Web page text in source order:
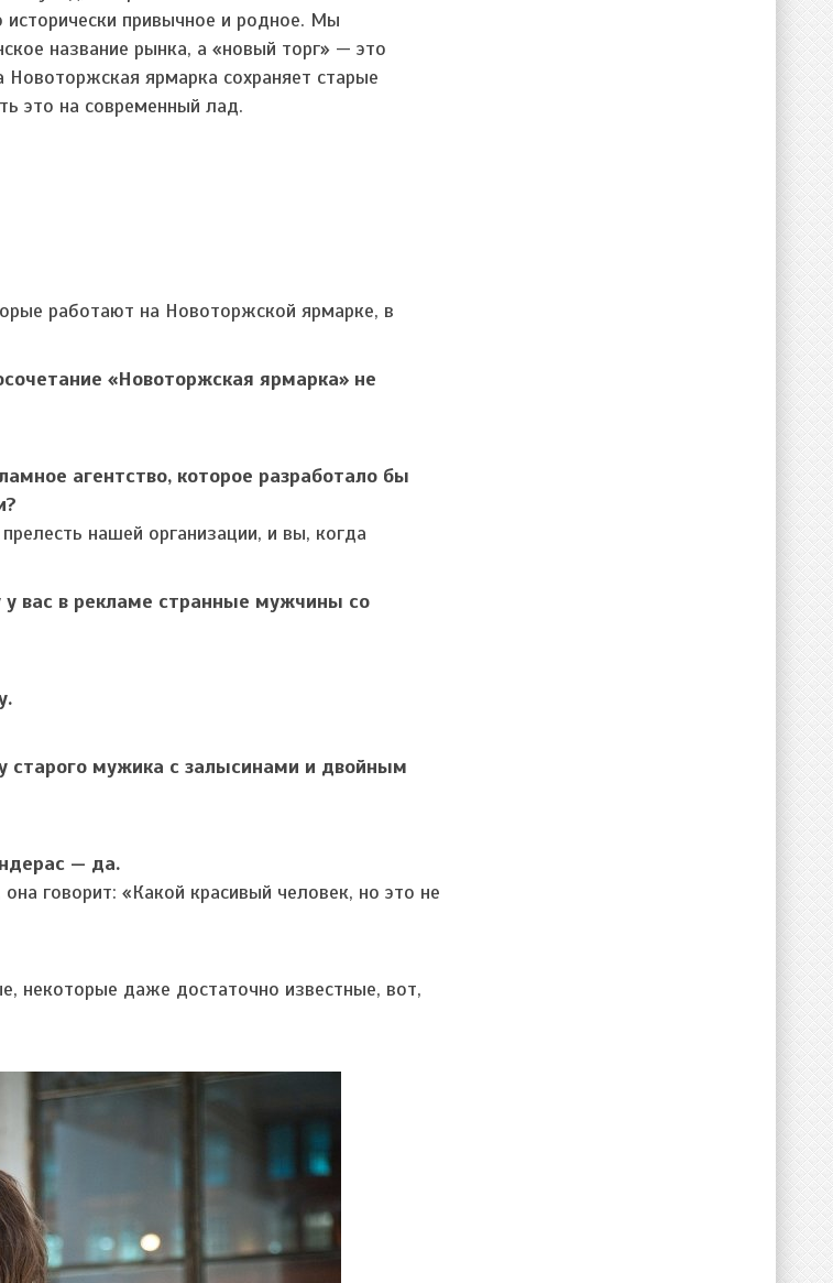
привычное и родное. Мы
название рынка, а «новый торг» — это
ярмарка сохраняет старые
это на современный лад.
работают на Новоторжской ярмарке, в
«Новоторжская ярмарка» не
агентство, которое разработало бы
нашей организации, и вы, когда
вас в рекламе странные мужчины со
старого мужика с залысинами и двойным
— да.
говорит: «Какой красивый человек, но это не
некоторые даже достаточно известные, вот,